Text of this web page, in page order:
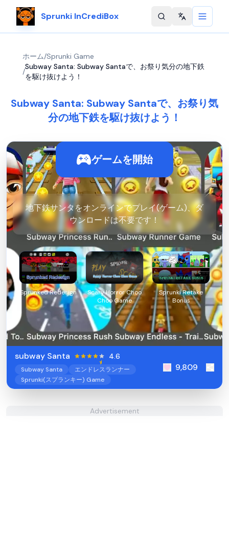
Sprunki InCrediBox Change
ホーム/Sprunki Game
/
Subway Santa: Subway Santaで、お祭り気分の地下鉄
を駆け抜けよう！
Subway Santa: Subway Santaで、お祭り気
分の地下鉄を駆け抜けよう！
ゲームを開始
地下鉄サンタをオンラインでプレイ(ゲーム)、ダ
ウンロードは不要です！
Sprunked Redesign
Scary Horror Choo
Choo Game
Sprunki Retake
Bonus
subway Santa 4.6
Subway Santa
エンドレスランナー
Sprunki(スプランキー) Game
9,809
Advertisement